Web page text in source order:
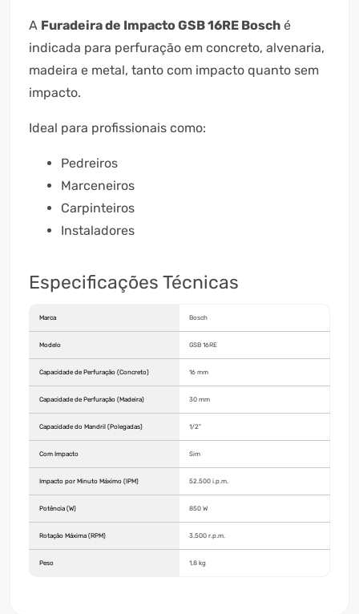
A Furadeira de Impacto GSB 16RE Bosch é
indicada para perfuração em concreto, alvenaria,
madeira e metal, tanto com impacto quanto sem
impacto.
Ideal para profissionais como:
Pedreiros
Marceneiros
Carpinteiros
Instaladores
Especificações Técnicas
Marca Bosch
Modelo GSB 16RE
Capacidade de Perfuração (Concreto) 16 mm
Capacidade de Perfuração (Madeira) 30 mm
Capacidade do Mandril (Polegadas) 1/2"
Com Impacto Sim
Impacto por Minuto Máximo (IPM) 52.500 i.p.m.
Potência (W) 850 W
Rotação Máxima (RPM) 3.500 r.p.m.
Peso 1,8 kg